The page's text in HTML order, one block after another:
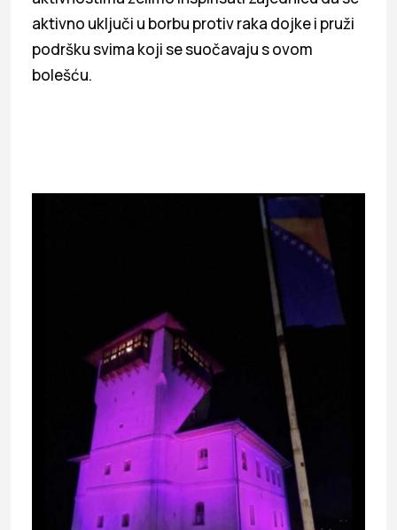
aktivno uključi u borbu protiv raka dojke i pruži
podršku svima koji se suočavaju s ovom
bolešću.